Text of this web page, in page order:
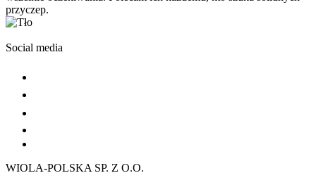
przyczep.
Social media
WIOLA-POLSKA SP. Z O.O.